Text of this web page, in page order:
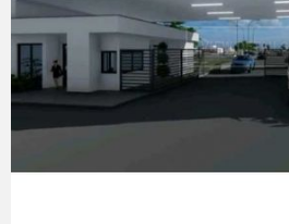
VIEW DETAILS